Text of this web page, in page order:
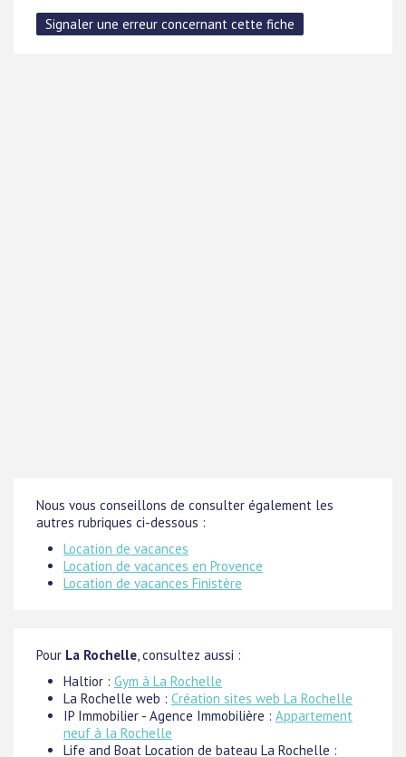
Nous vous conseillons de consulter également les
autres rubriques ci-dessous :
Location de vacances
Location de vacances en Provence
Location de vacances Finistère
Pour La Rochelle, consultez aussi :
Haltior : Gym à La Rochelle
La Rochelle web : Création sites web La Rochelle
IP Immobilier - Agence Immobilière : Appartement
neuf à la Rochelle
Life and Boat Location de bateau La Rochelle :